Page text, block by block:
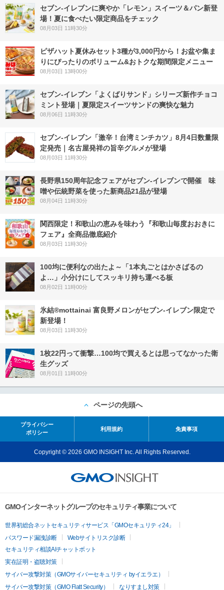
セブン‐イレブンに爽やか「レモン」スイーツ＆パン新登
場！夏に食べたい限定商品をチェック
08月03日 11時30分
ピザハット夏休みセット3種が3,000円から！お盆や集ま
りにぴったりのボリューム&おトクな期間限定メニュー
08月03日 13時00分
セブン‐イレブン「よくばりサンド」シリーズ新作チョコ
ミント登場｜夏限定スイーツサンドの爽快な魅力
08月06日 11時30分
セブン-イレブン「激辛！台湾ミンチカツ」8月4日数量限
定発売｜名古屋発祥の旨辛グルメが登場
08月03日 11時30分
長野県150周年記念フェアがセブン-イレブンで開催 味
噌や伝統野菜を使った新商品21品が登場
08月04日 11時30分
関西限定！和歌山の恵みを味わう『和歌山毎度おおきに
フェア』全商品徹底紹介
08月03日 11時30分
100均に便利なの出たよ～「1本丸ごとはかさばるの
よ…」小分けにしてスッキリ持ち運べる板
08月02日 11時00分
氷結®mottainai 富良野メロンがセブン‐イレブン限定で
新登場！
08月03日 11時30分
1枚22円って衝撃…100均で買えるとは思ってなかった衛
生グッズ
08月01日 11時00分
ページの先頭へ
プライバシー
ポリシー
利用規約 免責事項
Copyright © 2026 GMO INSIGHT Inc. All Rights Reserved.
GMOインターネットグループのセキュリティ事業について
世界初総合ネットセキュリティサービス「GMOセキュリティ24」
パスワード漏洩診断
Webサイトリスク診断
セキュリティ相談AIチャットボット
実在証明・盗聴対策
サイバー攻撃対策（GMOサイバーセキュリティ byイエラエ）
サイバー攻撃対策（GMO Flatt Security）
なりすまし対策